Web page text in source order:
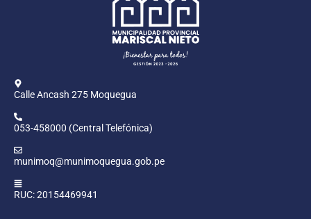
Calle Ancash 275 Moquegua
053-458000 (Central Telefónica)
munimoq@munimoquegua.gob.pe
RUC: 20154469941